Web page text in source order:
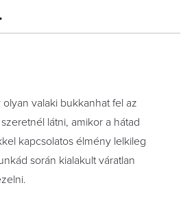
valaki bukkanhat fel az
látni, amikor a hátad
kapcsolatos élmény lelkileg
során kialakult váratlan